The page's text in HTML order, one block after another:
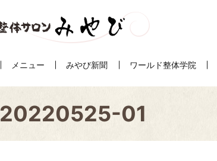
メニュー みやび新聞 ワールド整体学院
20220525-01